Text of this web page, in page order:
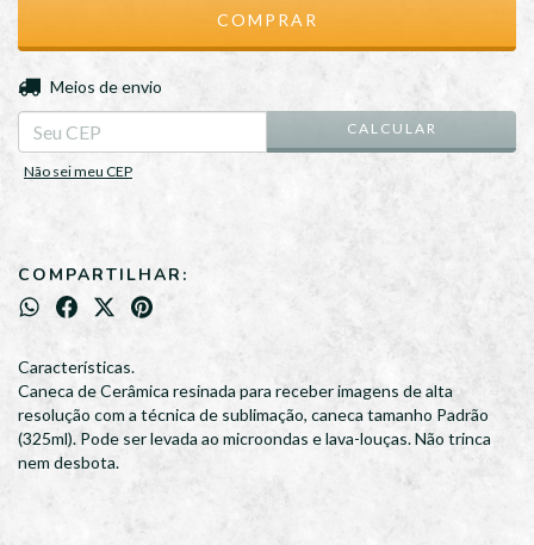
Entregas para o CEP:
Meios de envio
CALCULAR
Não sei meu CEP
COMPARTILHAR:
Características.
Caneca de Cerâmica resinada para receber imagens de alta
resolução com a técnica de sublimação, caneca tamanho Padrão
(325ml). Pode ser levada ao microondas e lava-louças. Não trinca
nem desbota.